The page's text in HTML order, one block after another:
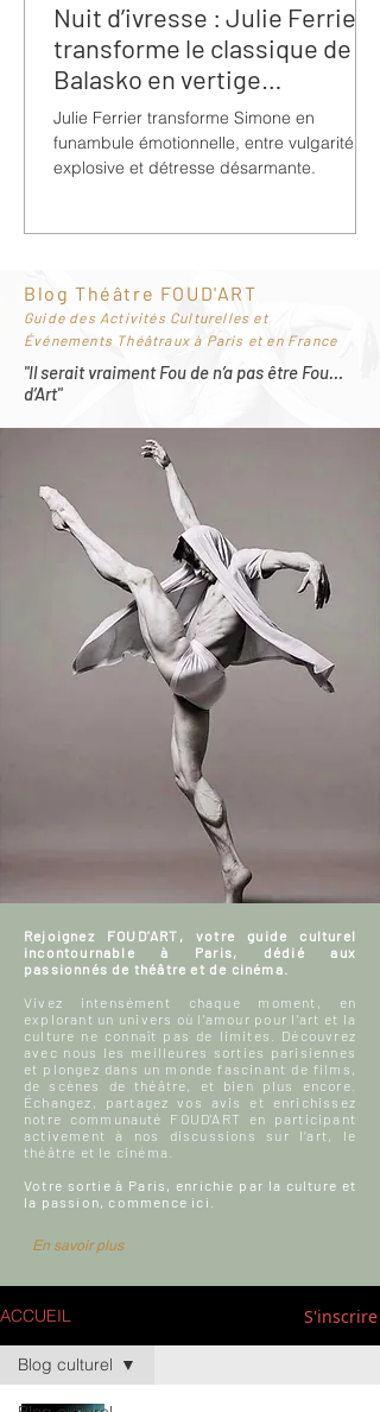
Nuit d’ivresse : Julie Ferrier
transforme le classique de
Balasko en vertige
bouleversant
Julie Ferrier transforme Simone en
funambule émotionnelle, entre vulgarité
explosive et détresse désarmante.
Blog Théâtre FOUD'ART
Guide des Activités Culturelles et
Événements Théâtraux à Paris et en France
"Il serait vraiment Fou de n’a pas être Fou…
d’Art"
Rejoignez FOUD'ART, votre guide culturel
incontournable à Paris, dédié aux
passionnés de théâtre et de cinéma.
Vivez intensément chaque moment, en
explorant un univers où l'amour pour l'art et la
culture ne connaît pas de limites. Découvrez
avec nous les meilleures sorties parisiennes
et plongez dans un monde fascinant de films,
de scènes de théâtre, et bien plus encore.
Échangez, partagez vos avis et enrichissez
notre communauté FOUD'ART en participant
activement à nos discussions sur l’art, le
théâtre et le cinéma.
Votre sortie à Paris, enrichie par la culture et
la passion, commence ici.
En savoir plus
ACCUEIL S'inscrire
Blog culturel